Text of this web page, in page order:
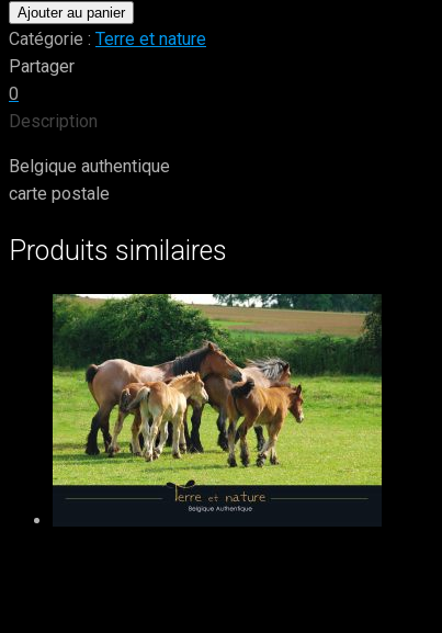
de
530.
Le
sentier
des
la
rivière
Ajouter au panier
Catégorie : Terre et nature
Partager
0
Description
Belgique authentique
carte postale
Produits similaires